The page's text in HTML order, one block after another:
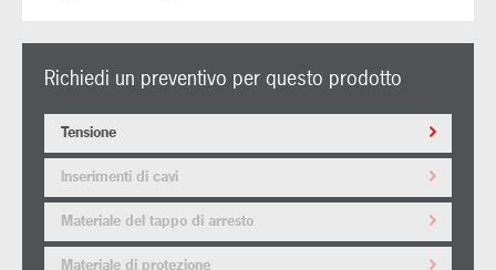
Richiedi un preventivo per questo prodotto
Tensione
Inserimenti di cavi
Materiale del tappo di arresto
Materiale di protezione